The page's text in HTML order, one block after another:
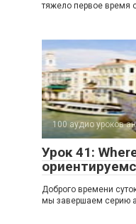
тяжело первое время
100 аудио уроков
Урок 41:
Доброго времени
мы завершаем серию